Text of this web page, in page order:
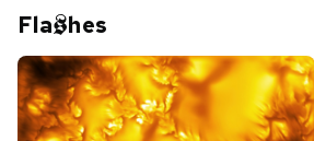
Fla hes